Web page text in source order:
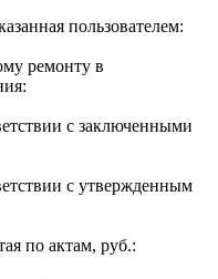
пользователем:
ремонту в
с заключенными
с утвержденным
по актам, руб.: